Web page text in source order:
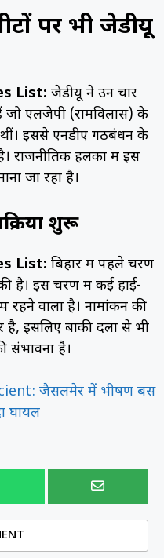
पर भी जेडीयू
List: जेडीयू ने उन चार
जो एलजेपी (रामविलास) के
इससे एनडीए गठबंधन के
राजनीतिक हलकों में इस
जा रहा है।
शुरू
List: बिहार में पहले चरण
है। इस चरण में कई हाई-
रहने वाला है। नामांकन की
इसलिए बाकी दलों से भी
संभावना है।
जैसलमेर में भीषण बस
घायल